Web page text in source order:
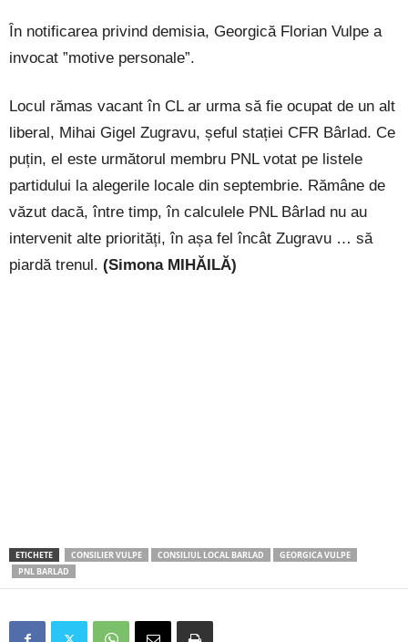
În notificarea privind demisia, Georgică Florian Vulpe a
invocat ”motive personale”.
Locul rămas vacant în CL ar urma să fie ocupat de un alt
liberal, Mihai Gigel Zugravu, șeful stației CFR Bârlad. Ce
puțin, el este următorul membru PNL votat pe listele
partidului la alegerile locale din septembrie. Rămâne de
văzut dacă, între timp, în calculele PNL Bârlad nu au
intervenit alte priorități, în așa fel încât Zugravu … să
piardă trenul. (Simona MIHĂILĂ)
ETICHETE CONSILIER VULPE CONSILIUL LOCAL BARLAD
GEORGICA VULPE
PNL BARLAD